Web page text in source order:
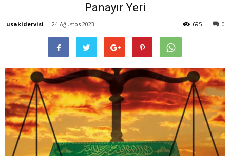
Panayır Yeri
usakidervisi - 24 Ağustos 2023 0
695